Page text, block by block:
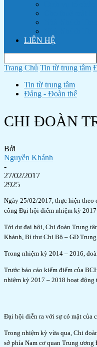
LIÊN HỆ
Trang Chủ Tin từ trung tâm
Tin từ trung tâm
Đảng - Đoàn thể
CHI ĐOÀN
Bởi
Nguyễn Khánh
-
27/02/2017
2925
Ngày 25/02/2017, thực hiện theo
công Đại hội điểm nhiệm kỳ
Tới dự đại hội, Chi đoàn Trung
Khánh, Bí thư Chi Bộ – GĐ
Trong nhiệm kỳ 2014 – 2016,
Trước báo cáo kiểm điểm của
nhiệm kỳ 2017 – 2018 hoạt động
Đại hội diễn ra với sự có mặt của
Trong nhiệm kỳ vừa qua, Chi
sở phía Nam cơ quan Trung